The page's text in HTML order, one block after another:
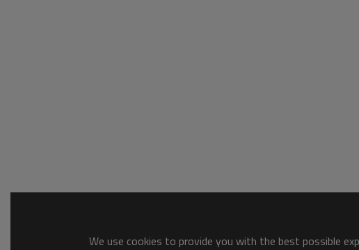
We use cookies to provide you with the best possible